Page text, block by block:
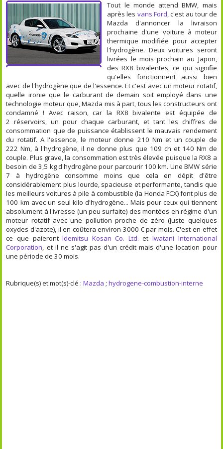
Tout le monde attend BMW, mais
après les vans Ford, c'est au tour de
Mazda d'annoncer la livraison
prochaine d'une voiture à moteur
thermique modifiée pour accepter
l'hydrogène. Deux voitures seront
livrées le mois prochain au Japon,
des RX8 bivalentes, ce qui signifie
qu'elles fonctionnent aussi bien
avec de l'hydrogène que de l'essence. Et c'est avec un moteur rotatif,
quelle ironie que le carburant de demain soit employé dans une
technologie moteur que, Mazda mis à part, tous les constructeurs ont
condamné ! Avec raison, car la RX8 bivalente est équipée de
2 réservoirs, un pour chaque carburant, et tant les chiffres de
consommation que de puissance établissent le mauvais rendement
du rotatif. A l'essence, le moteur donne 210 Nm et un couple de
222 Nm, à l'hydrogène, il ne donne plus que 109 ch et 140 Nm de
couple. Plus grave, la consommation est très élevée puisque la RX8 a
besoin de 3,5 kg d'hydrogène pour parcourir 100 km. Une BMW série
7 à hydrogène consomme moins que cela en dépit d'être
considérablement plus lourde, spacieuse et performante, tandis que
les meilleurs voitures à pile à combustible (la Honda FCX) font plus de
100 km avec un seul kilo d'hydrogène... Mais pour ceux qui tiennent
absolument à l'ivresse (un peu surfaite) des montées en régime d'un
moteur rotatif avec une pollution proche de zéro (juste quelques
oxydes d'azote), il en coûtera environ 3000 € par mois. C'est en effet
ce que paierontIdemitsu Kosan Co. Ltd. et Iwatani International
Corporation, et il ne s'agit pas d'un crédit mais d'une location pour
une période de 30 mois.
Rubrique(s) et mot(s)-clé :Mazda ;hydrogene-combustion-interne